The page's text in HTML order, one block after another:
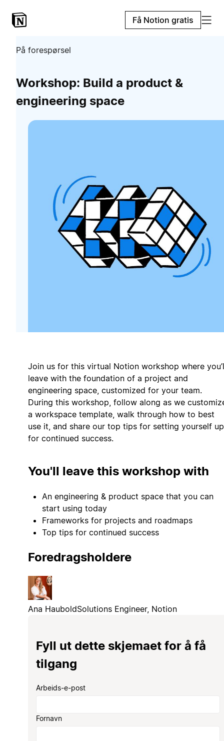
Få Notion gratis
På forespørsel
Workshop: Build a product &
engineering space
Join us for this virtual Notion workshop where
leave with the foundation of a project and
engineering space, customized for your team.
During this workshop, follow along as we
a workspace template, walk through how to best
use it, and share our top tips for setting yourself up
for continued success.
You'll leave this workshop with
An engineering & product space that you can
start using today
Frameworks for projects and roadmaps
Top tips for continued success
Foredragsholdere
Ana HauboldSolutions Engineer, Notion
Fyll ut dette skjemaet for å få
tilgang
Arbeids-e-post
Fornavn